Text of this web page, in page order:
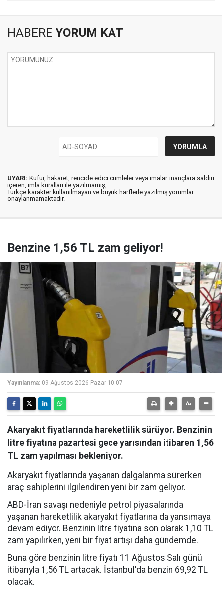
HABERE YORUM KAT
UYARI: Küfür, hakaret, rencide edici cümleler veya imalar, inançlara saldırı
içeren, imla kuralları ile yazılmamış,
Türkçe karakter kullanılmayan ve büyük harflerle yazılmış yorumlar
onaylanmamaktadır.
Benzine 1,56 TL zam geliyor!
Yayınlanma: 09 Ağustos 2026 Pazar 10:07
Akaryakıt fiyatlarında hareketlilik sürüyor. Benzinin
litre fiyatına pazartesi gece yarısından itibaren 1,56
TL zam yapılması bekleniyor.
Akaryakıt fiyatlarında yaşanan dalgalanma sürerken
araç sahiplerini ilgilendiren yeni bir zam geliyor.
ABD-İran savaşı nedeniyle petrol piyasalarında
yaşanan hareketlilik akaryakıt fiyatlarına da yansımaya
devam ediyor. Benzinin litre fiyatına son olarak 1,10 TL
zam yapılırken, yeni bir fiyat artışı daha gündemde.
Buna göre benzinin litre fiyatı 11 Ağustos Salı günü
itibarıyla 1,56 TL artacak. İstanbul'da benzin 69,92 TL
olacak.